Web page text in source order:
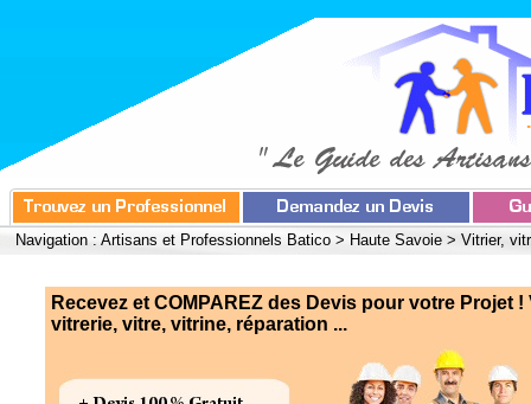
Navigation : Artisans et Professionnels Batico > Haute Savoie > Vitrier,
Recevez et COMPAREZ des Devis pour votre Projet !
vitrerie, vitre, vitrine, réparation ...